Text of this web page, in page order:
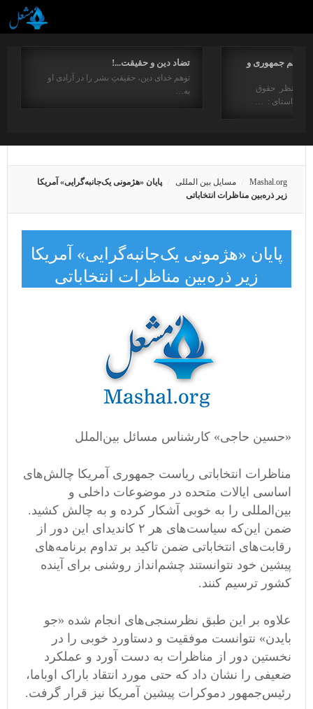
تضاد دین و حقیقت...!
توهم خدای دین، حقیقتِ بشر را در آزادی او
به…
جمهوری و
از منظر حقوق
در راستای : …
Mashal.org مسایل بین المللی
پایان «هژمونی یک‌جانبه‌گرایی» آمریکا
زیر ذره‌بین مناظرات انتخاباتی
پایان «هژمونی یک‌جانبه‌گرایی» آمریکا
زیر ذره‌بین مناظرات انتخاباتی
«حسین حاجی» کارشناس مسائل بین‌الملل
مناظرات انتخاباتی ریاست جمهوری آمریکا چالش‌های
اساسی ایالات متحده در موضوعات داخلی و
بین‌المللی را به خوبی آشکار کرده و به چالش کشید.
ضمن این‌که سیاست‌های هر ۲ کاندیدای این دور از
رقابت‌های انتخاباتی ضمن تاکید بر تداوم برنامه‌های
پیشین خود نتوانستند چشم‌انداز روشنی برای آینده
کشور ترسیم کنند.
علاوه بر این طبق نظرسنجی‌های انجام شده «جو
بایدن» نتوانست موفقیت و دستاورد خوبی را در
نخستین دور از مناظرات به دست آورد و عملکرد
ضعیفی را نشان داد که حتی مورد انتقاد باراک اوباما،
رئیس‌جمهور دموکرات پیشین آمریکا نیز قرار گرفت.